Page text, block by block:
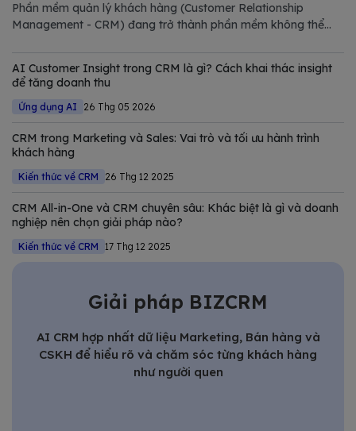
Phần mềm quản lý khách hàng (Customer Relationship
Management - CRM) đang trở thành phần mềm không thể
Trong bài viết này, Bizfly tổng hợp và phân tích chi tiết các
giải pháp CRM tốt nhất
AI Customer Insight trong CRM là gì? Cách khai thác insight
để tăng doanh thu
Ứng dụng AI 26 Thg 05 2026
CRM trong Marketing và Sales: Vai trò và tối ưu hành trình
khách hàng
Kiến thức về CRM 26 Thg 12 2025
CRM All-in-One và CRM chuyên sâu: Khác biệt là gì và doanh
nghiệp nên chọn giải pháp nào?
Kiến thức về CRM 17 Thg 12 2025
Giải pháp BIZCRM
AI CRM hợp nhất dữ liệu Marketing, Bán hàng và
CSKH để hiểu rõ và chăm sóc từng khách hàng
như người quen